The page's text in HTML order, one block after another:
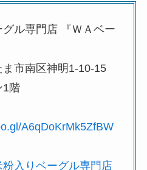
ル専門店 『ＷＡベー
ま市南区神明1-10-15
1階
A6qDoKrMk5ZfBW
粉入りベーグル専門店